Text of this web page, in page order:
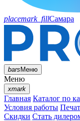
placemark_fillСамара
barsМеню
Меню
xmark
Главная Каталог по
Условия работы
Скидки Стать